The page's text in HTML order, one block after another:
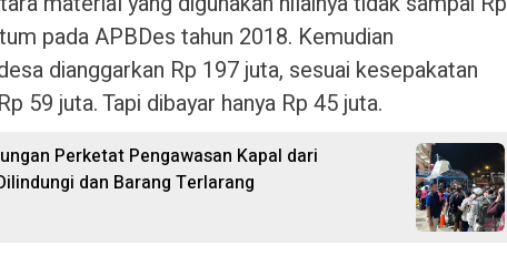
pada APBDes tahun 2018. Kemudian
dianggarkan Rp 197 juta, sesuai kesepakatan
59 juta. Tapi dibayar hanya Rp 45 juta.
Perketat Pengawasan Kapal dari
dan Barang Terlarang